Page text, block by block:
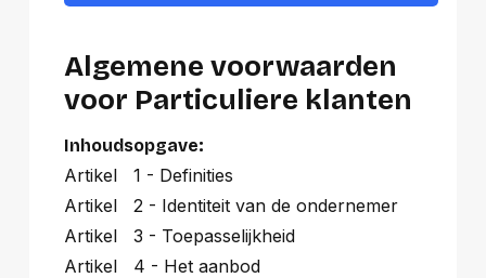
Algemene voorwaarden
voor Particuliere klanten
Inhoudsopgave:
Artikel 1 - Definities
Artikel 2 - Identiteit van de ondernemer
Artikel 3 - Toepasselijkheid
Artikel 4 - Het aanbod